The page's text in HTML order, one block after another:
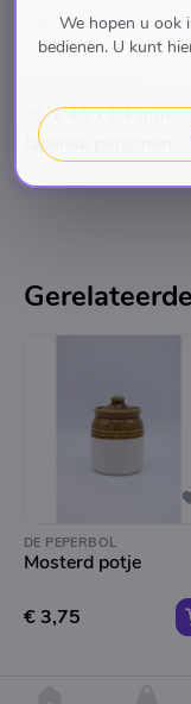
De Peperbol
45 x 45 x 64 mm.
Japanse personen
DE PEPERBOL
Mosterd potje
€ 3,75
We hopen u ook
bedienen. U kunt